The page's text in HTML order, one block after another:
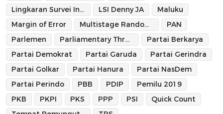
Lingkaran Survei Indonesia
LSI Denny JA
Maluku
Margin of Error
Multistage Random Sampling
PAN
Parlemen
Parliamentary Threshold
Partai Berkarya
Partai Demokrat
Partai Garuda
Partai Gerindra
Partai Golkar
Partai Hanura
Partai NasDem
Partai Perindo
PBB PDIP
Pemilu 2019
PKB
PKPI PKS PPP PSI
Quick Count